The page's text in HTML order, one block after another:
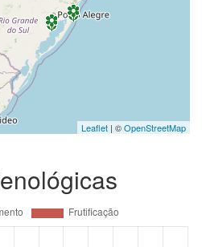
Leaflet | ©OpenStreetMap